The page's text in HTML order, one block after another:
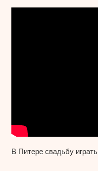
В Питере свадьбу играть